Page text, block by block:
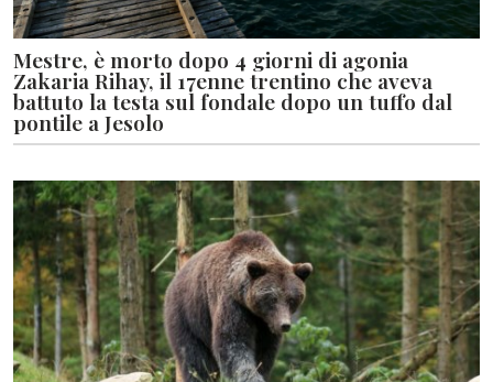
Mestre, è morto dopo 4 giorni di agonia
Zakaria Rihay, il 17enne trentino che aveva
battuto la testa sul fondale dopo un tuffo dal
pontile a Jesolo